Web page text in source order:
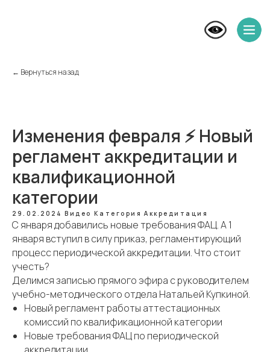
← Вернуться назад
Изменения февраля ⚡️ Новый
регламент аккредитации и
квалификационной
категории
29.02.2024 Видео Категория Аккредитация
С января добавились новые требования ФАЦ. А 1
января вступил в силу приказ, регламентирующий
процесс периодической аккредитации. Что стоит
учесть?
Делимся записью прямого эфира с руководителем
учебно-методического отдела Натальей Купкиной.
Новый регламент работы аттестационных
комиссий по квалификационной категории
Новые требования ФАЦ по периодической